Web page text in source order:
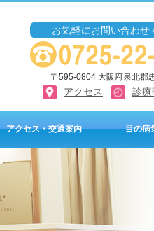
お気軽にお問い合わせ
〒595-0804 大阪府泉北郡
アクセス 診療
アクセス・交通案内 目の病